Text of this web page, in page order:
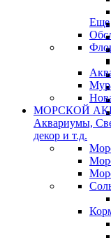
Еще
МОРСКОЙ
Аквариумы,
декор и т.д.